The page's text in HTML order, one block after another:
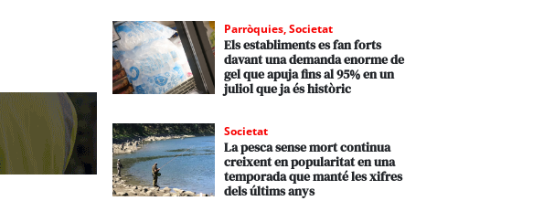
Parròquies,Societat
Els establiments es fan forts
davant una demanda enorme de
gel que apuja fins al 95% en un
juliol que ja és històric
Societat
La pesca sense mort continua
creixent en popularitat en una
temporada que manté les xifres
dels últims anys